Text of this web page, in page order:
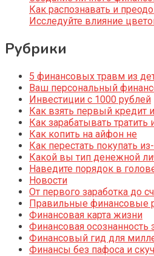
Как распознавать и
Исследуйте влияние
Рубрики
5 финансовых травм из
Ваш персональный
Инвестиции с 1000 рублей
Как взять первый кредит и
Как зарабатывать тратить
Как копить на айфон не
Как перестать покупать
Какой вы тип денежной
Наведите порядок в
Новости
От первого заработка до
Правильные финансовые
Финансовая карта жизни
Финансовая осознанность
Финансовый гид для
Финансы без пафоса и